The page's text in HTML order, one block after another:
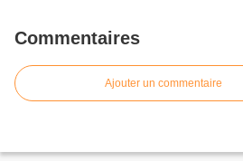
Commentaires
Ajouter un commentaire